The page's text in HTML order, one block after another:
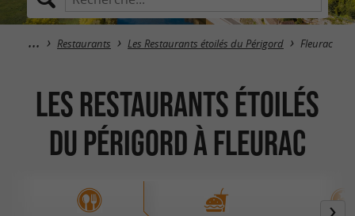
Restaurants Les Restaurants étoilés du Périgord Fleurac
Les Restaurants étoilés
du Périgord à Fleurac